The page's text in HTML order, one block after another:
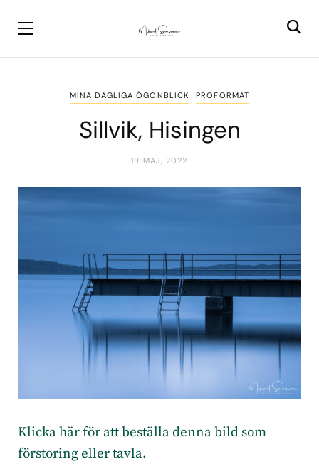
MINA DAGLIGA ÖGONBLICK PROFORMAT
Sillvik, Hisingen
19 MAJ, 2022
Klicka här för att beställa denna bild som
förstoring eller tavla.